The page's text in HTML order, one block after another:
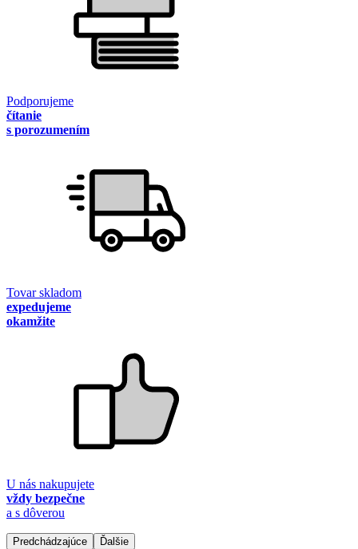
Podporujeme
čítanie
s porozumením
Tovar skladom
expedujeme
okamžite
U nás nakupujete
vždy bezpečne
a s dôverou
Predchádzajúce Ďalšie